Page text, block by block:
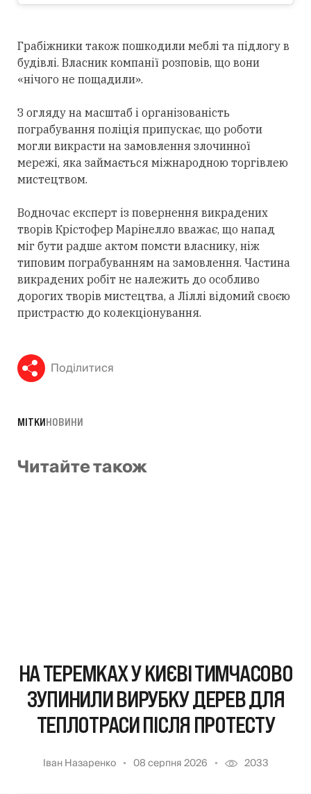
Грабіжники також пошкодили меблі та підлогу в
будівлі. Власник компанії розповів, що вони
«нічого не пощадили».
З огляду на масштаб і організованість
пограбування поліція припускає, що роботи
могли викрасти на замовлення злочинної
мережі, яка займається міжнародною торгівлею
мистецтвом.
Водночас експерт із повернення викрадених
творів Крістофер Марінелло вважає, що напад
міг бути радше актом помсти власнику, ніж
типовим пограбуванням на замовлення. Частина
викрадених робіт не належить до особливо
дорогих творів мистецтва, а Ліллі відомий своєю
пристрастю до колекціонування.
Поділитися
МІТКИНОВИНИ
Читайте також
НА ТЕРЕМКАХ У КИЄВІ ТИМЧАСОВО
ЗУПИНИЛИ ВИРУБКУ ДЕРЕВ ДЛЯ
ТЕПЛОТРАСИ ПІСЛЯ ПРОТЕСТУ
Іван Назаренко 08 серпня 2026 2033